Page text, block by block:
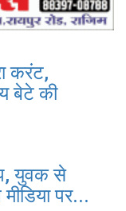
करंट,
बेटे की
युवक से
पर...